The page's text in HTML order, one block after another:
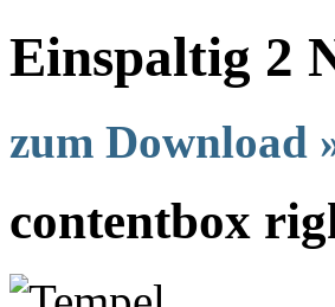
Einspaltig 2
zum Download
contentbox